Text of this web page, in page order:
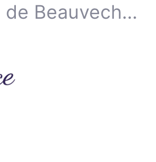
Commune de Beauvechain